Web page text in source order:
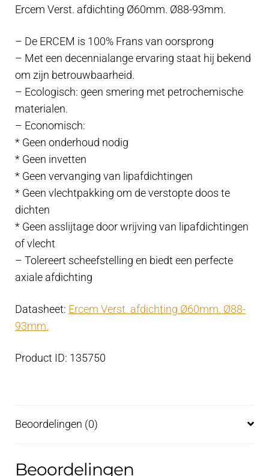
Ø88-
Ercem Verst. afdichting Ø60mm. Ø88-93mm.
– De ERCEM is 100% Frans van oorsprong
– Met een decennialange ervaring staat hij bekend
om zijn betrouwbaarheid.
– Ecologisch: geen smering met petrochemische
materialen.
– Economisch:
* Geen onderhoud nodig
* Geen invetten
* Geen vervanging van lipafdichtingen
* Geen vlechtpakking om de verstopte doos te
dichten
* Geen asslijtage door wrijving van lipafdichtingen
of vlecht
– Tolereert scheefstelling en biedt een perfecte
axiale afdichting
Datasheet: Ercem Verst. afdichting Ø60mm. Ø88-
93mm.
Product ID: 135750
Beoordelingen (0)
Beoordelingen